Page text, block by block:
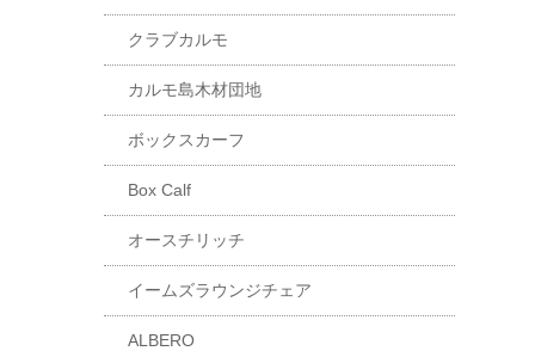
クラブカルモ
カルモ島木材団地
ボックスカーフ
Box Calf
オースチリッチ
イームズラウンジチェア
ALBERO